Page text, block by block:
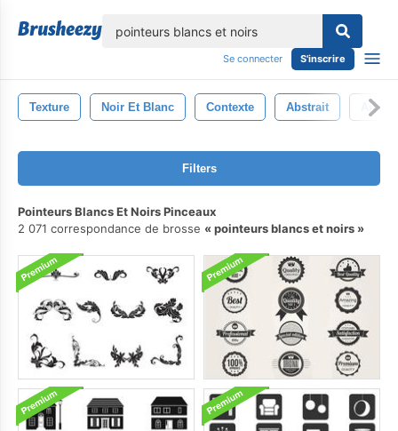
Se connecter S'inscrire
Texture Noir Et Blanc Contexte Abstrait Art
Filters
Pointeurs Blancs Et Noirs Pinceaux
2 071 correspondance de brosse
pointeurs blancs et noirs